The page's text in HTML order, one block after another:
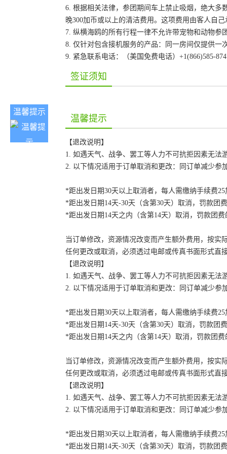
6. 根据相关法律，参团期间车上禁止吸烟，绝大
晚300加币或以上的清洁费用。这项费用由客人自
7. 纵横海鸥的所有行程一律不允许带宠物和动物参
8. 仅针对包含接机服务的产品：同一房间仅提供
9. 紧急联系电话：（美国免费电话）+1(866)585-
签证须知
温馨提示
温馨提示
【退改说明】
1. 如遇天气、战争、罢工等人力不可抗拒因素无
2. 以下情况适用于订单取消和更改：同订单减少
*距出发日期30天以上取消者，每人需缴纳手续费
*距出发日期14天-30天（含第30天）取消，罚款团
*距出发日期14天之内（含第14天）取消，罚款团费
当订单修改，资源情况改变而产生额外费用，按实
任何更改或取消，必须透过电邮或传真书面形式直
【退改说明】
1. 如遇天气、战争、罢工等人力不可抗拒因素无
2. 以下情况适用于订单取消和更改：同订单减少
*距出发日期30天以上取消者，每人需缴纳手续费
*距出发日期14天-30天（含第30天）取消，罚款团
*距出发日期14天之内（含第14天）取消，罚款团费
当订单修改，资源情况改变而产生额外费用，按实
任何更改或取消，必须透过电邮或传真书面形式直
【退改说明】
1. 如遇天气、战争、罢工等人力不可抗拒因素无
2. 以下情况适用于订单取消和更改：同订单减少
*距出发日期30天以上取消者，每人需缴纳手续费
*距出发日期14天-30天（含第30天）取消，罚款团